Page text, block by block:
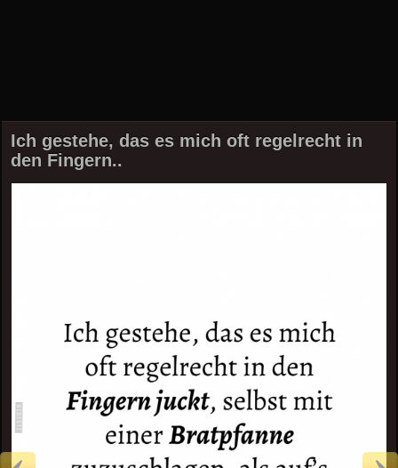
Ich gestehe, das es mich oft regelrecht in
den Fingern..